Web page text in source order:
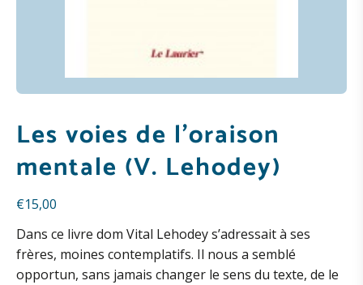
Les voies de l’oraison
mentale (V. Lehodey)
€15,00
Dans ce livre dom Vital Lehodey s’adressait à ses
frères, moines contemplatifs. Il nous a semblé
opportun, sans jamais changer le sens du texte, de le